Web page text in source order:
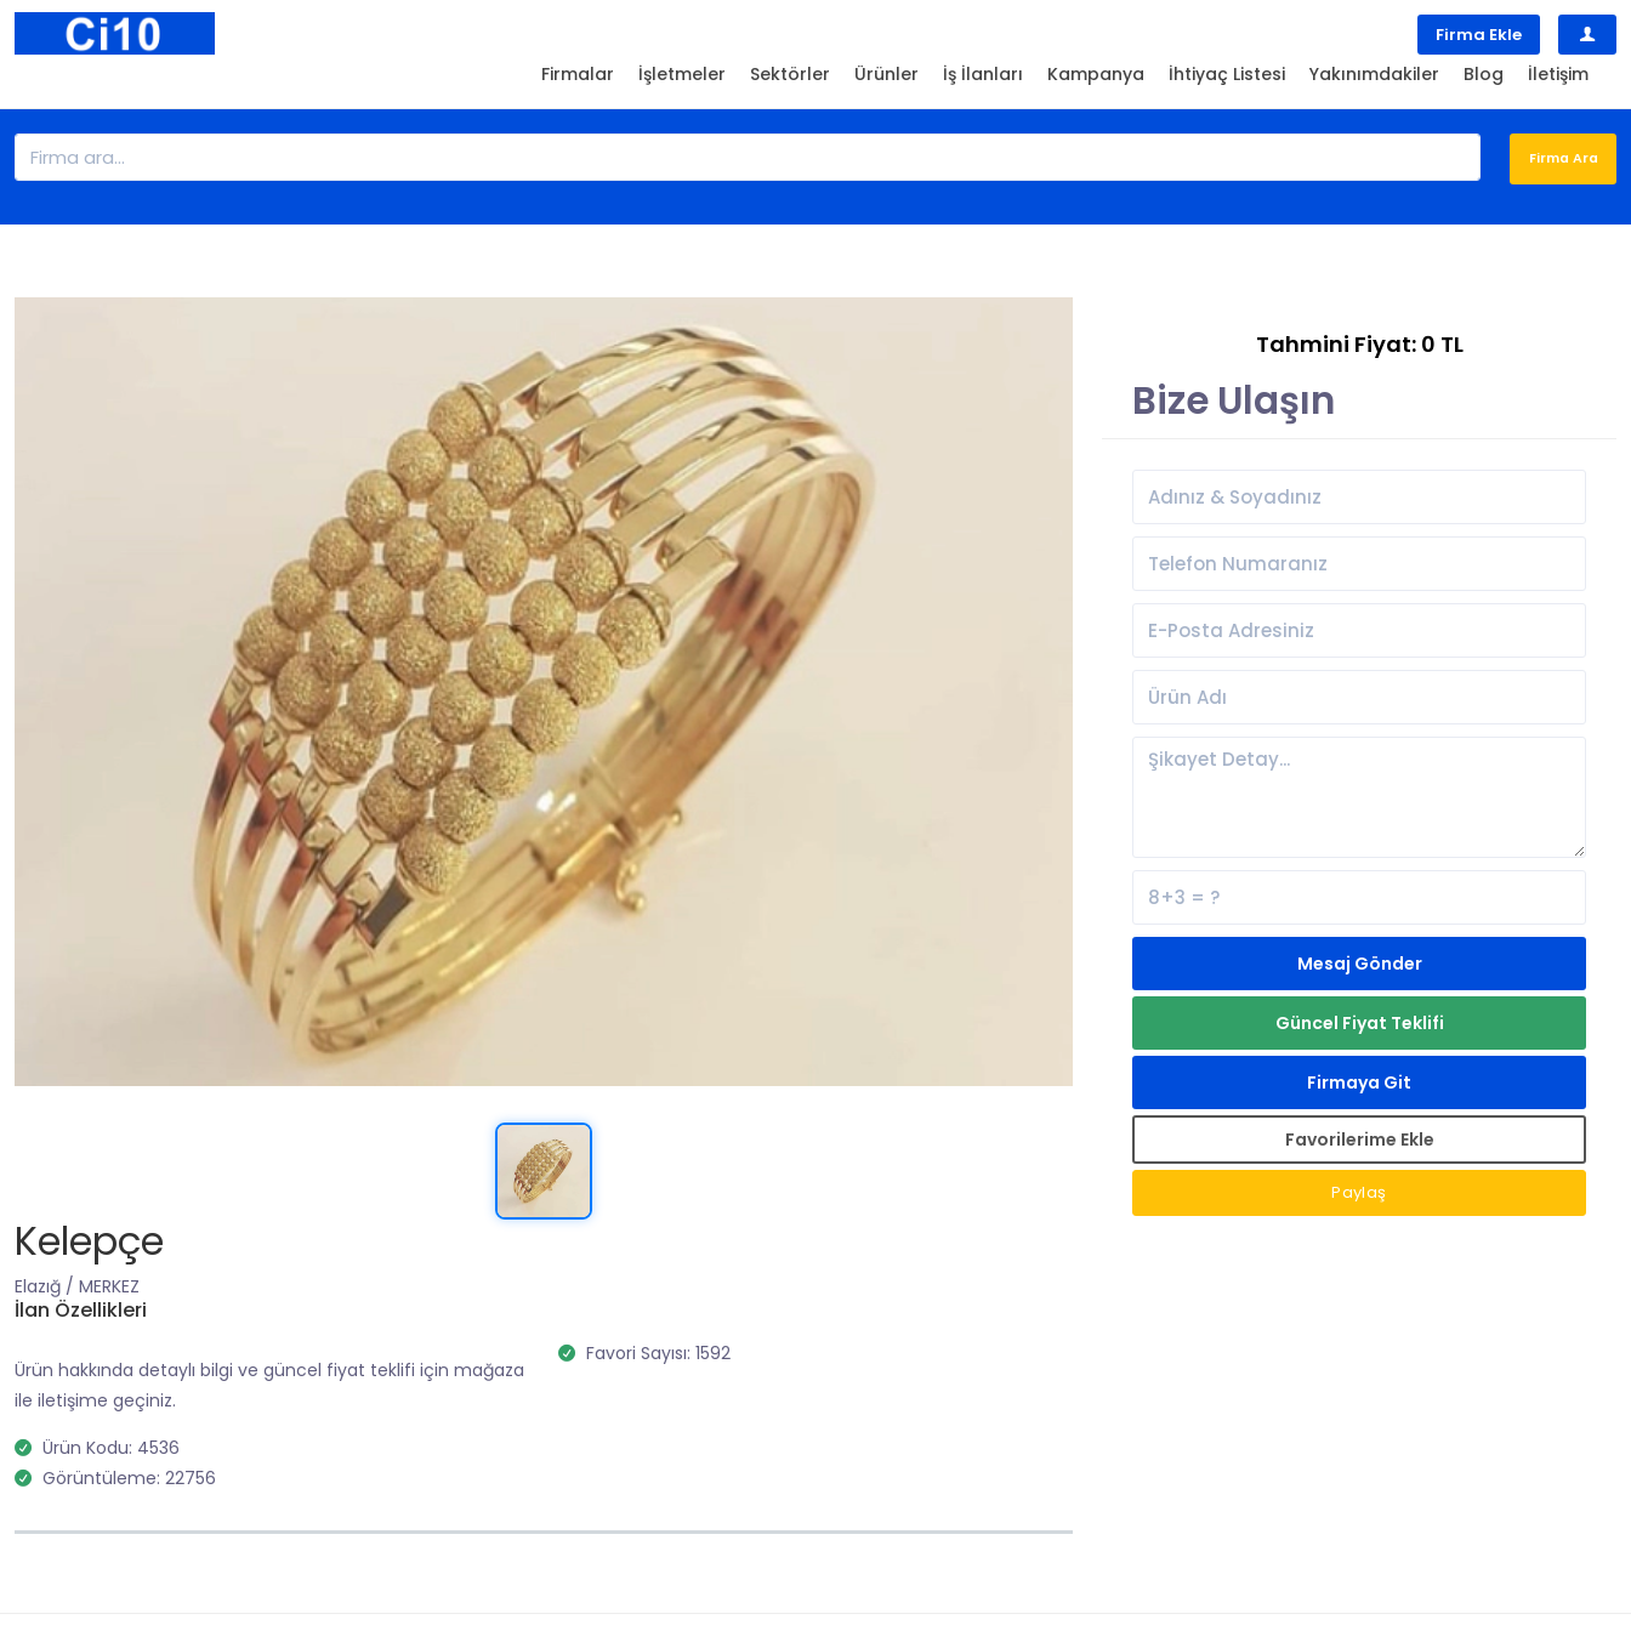
Firma Ekle
Firmalar İşletmeler Sektörler Ürünler İş İlanları Kampanya İhtiyaç Listesi Yakınımdakiler Blog İletişim
Kelepçe
Elazığ / MERKEZ
İlan Özellikleri
Ürün hakkında detaylı bilgi ve güncel fiyat teklifi için mağaza
ile iletişime geçiniz.
Ürün Kodu: 4536
Görüntüleme: 22756
Favori Sayısı: 1592
Tahmini Fiyat: 0 TL
Bize Ulaşın
Mesaj Gönder
Güncel Fiyat Teklifi
Firmaya Git
Favorilerime Ekle
Paylaş